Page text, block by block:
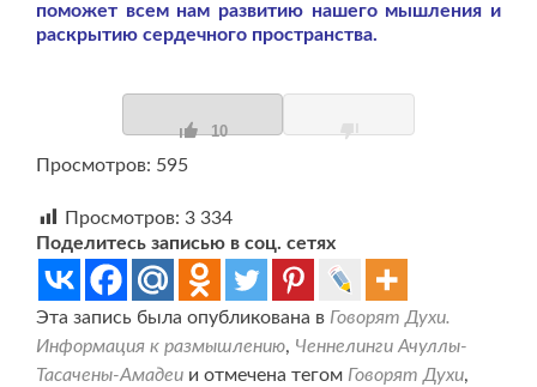
поможет всем нам развитию нашего мышления и
раскрытию сердечного пространства.
10
Просмотров: 595
Просмотров: 3 334
Поделитесь записью в соц. сетях
Эта запись была опубликована в Говорят Духи.
Информация к размышлению, Ченнелинги Ачуллы-
Тасачены-Амадеи и отмечена тегом Говорят Духи,